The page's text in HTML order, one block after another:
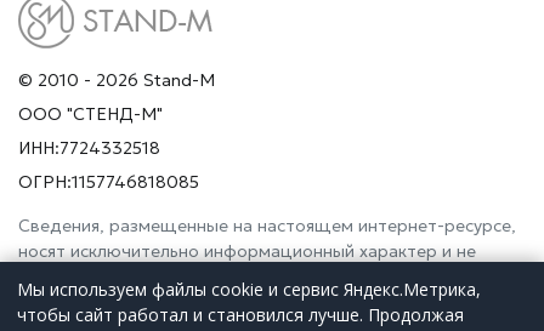
© 2010 - 2026 Stand-M
ООО "СТЕНД-М"
ИНН:7724332518
ОГРН:1157746818085
Сведения, размещенные на настоящем интернет-ресурсе,
носят исключительно информационный характер и не
кодекса РФ). Просьба дополнительно уточнять указанные
Мы используем файлы cookie и сервис Яндекс.Метрика,
чтобы сайт работал и становился лучше. Продолжая